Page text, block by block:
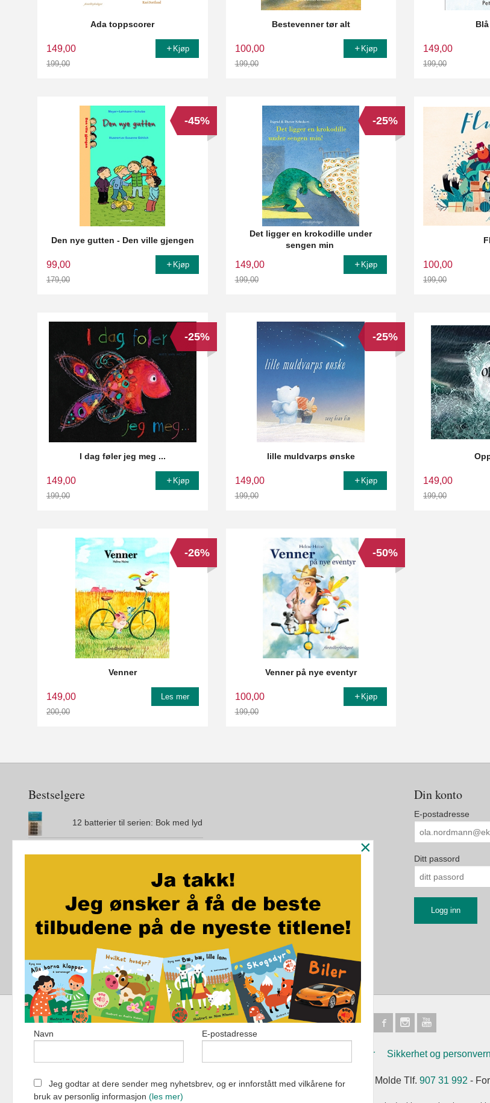
Ada toppscorer
149,00
199,00
Kjøp
Bestevenner tør alt
100,00
199,00
Kjøp 149,00
199,00
Den nye gutten - Den ville gjengen
99,00
179,00
-45%
Kjøp
Det ligger en krokodille under
sengen min
149,00
199,00
-25%
Kjøp 100,00
199,00
I dag føler jeg meg ...
149,00
199,00
-25%
Kjøp
lille muldvarps ønske
149,00
199,00
-25%
Kjøp 149,00
199,00
Venner
149,00
200,00
-26%
Les mer
Venner på nye eventyr
100,00
199,00
-50%
Kjøp
Bestselgere
12 batterier til serien: Bok med lyd
Den magiske øya
City Maze - London - Brettspill
Jo vil ikke bæsje på do
Din konto
E-postadresse
Ditt passord
Kjøpsbetingelser Sikkerhet og personvern
Fortellerforlaget Eikremsvingen 31 6422 Molde Tlf. 907 31 992 -
×
Navn E-postadresse
Jeg godtar at dere sender meg nyhetsbrev, og er innforstått med vilkårene for
bruk av personlig informasjon (les mer)